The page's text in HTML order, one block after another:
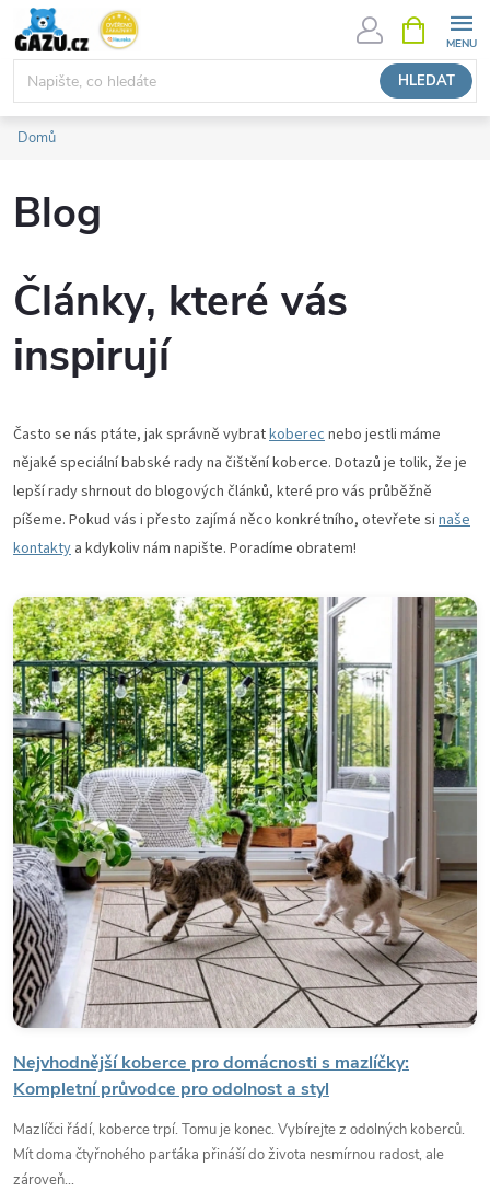
Přejít
obsah
HLEDAT
NÁKUPNÍ
KOŠÍK
Domů
Blog
Články, které vás
inspirují
Často se nás ptáte, jak správně vybratkoberec nebo jestli máme
nějaké speciální babské rady na čištění koberce. Dotazů je tolik, že je
lepší rady shrnout do blogových článků, které pro vás průběžně
píšeme. Pokud vás i přesto zajímá něco konkrétního, otevřete si naše
kontakty a kdykoliv nám napište. Poradíme obratem!
V
ý
p
i
s
č
l
á
n
k
ů
Nejvhodnější koberce pro domácnosti s mazlíčky:
Kompletní průvodce pro odolnost a styl
Mazlíčci řádí, koberce trpí. Tomu je konec. Vybírejte z odolných koberců.
Mít doma čtyřnohého parťáka přináší do života nesmírnou radost, ale
zároveň...